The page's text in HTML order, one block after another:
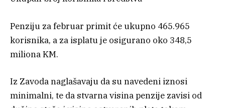
Penziju za februar primit će ukupno 465.965
korisnika, a za isplatu je osigurano oko 348,5
miliona KM.
Iz Zavoda naglašavaju da su navedeni iznosi
minimalni, te da stvarna visina penzije zavisi od